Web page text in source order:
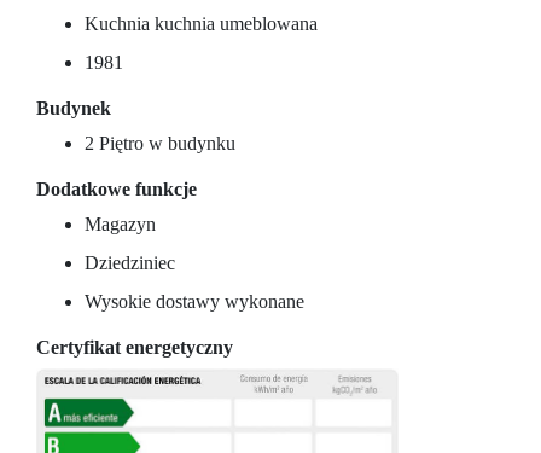
Kuchnia kuchnia umeblowana
1981
Budynek
2 Piętro w budynku
Dodatkowe funkcje
Magazyn
Dziedziniec
Wysokie dostawy wykonane
Certyfikat energetyczny